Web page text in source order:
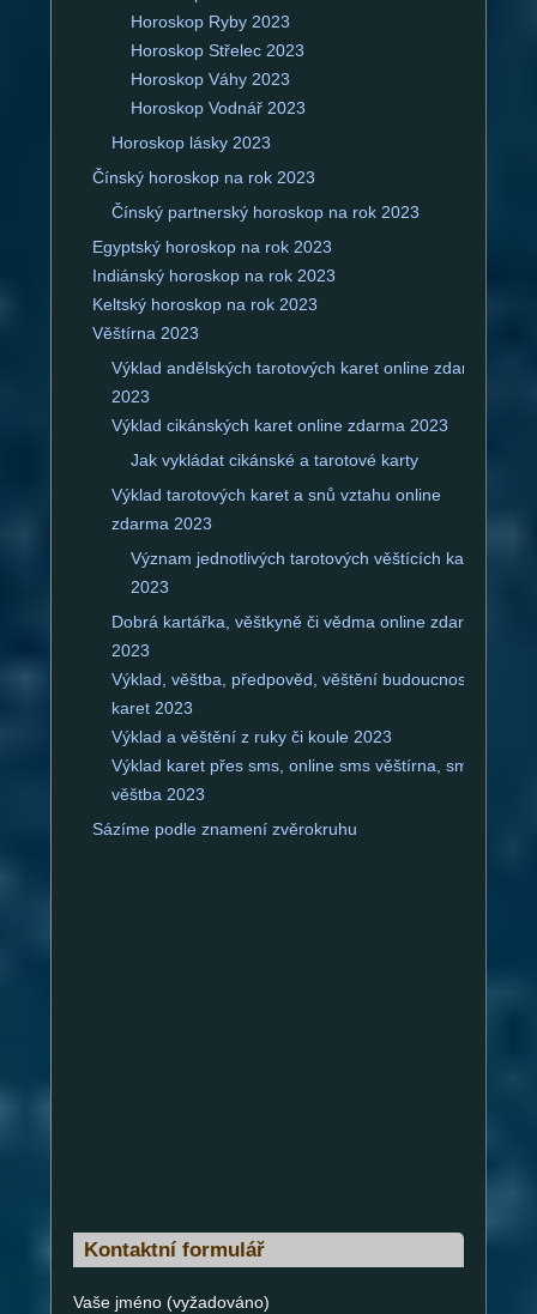
Horoskop Ryby 2023
Horoskop Střelec 2023
Horoskop Váhy 2023
Horoskop Vodnář 2023
Horoskop lásky 2023
Čínský horoskop na rok 2023
Čínský partnerský horoskop na rok 2023
Egyptský horoskop na rok 2023
Indiánský horoskop na rok 2023
Keltský horoskop na rok 2023
Věštírna 2023
Výklad andělských tarotových karet online zdarma
2023
Výklad cikánských karet online zdarma 2023
Jak vykládat cikánské a tarotové karty
Výklad tarotových karet a snů vztahu online
zdarma 2023
Význam jednotlivých tarotových věštících karet
2023
Dobrá kartářka, věštkyně či vědma online zdarma
2023
Výklad, věštba, předpověd, věštění budoucnosti z
karet 2023
Výklad a věštění z ruky či koule 2023
Výklad karet přes sms, online sms věštírna, sms
věštba 2023
Sázíme podle znamení zvěrokruhu
Kontaktní formulář
Vaše jméno (vyžadováno)